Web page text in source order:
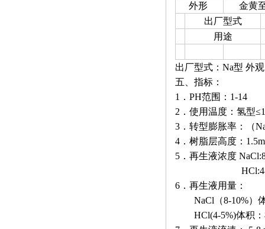
外形
金黄
出厂型式
用途
出厂型式：Na型 外
五、指标：
1．PH范围：1-14
2．使用温度：氢型
3．转型膨胀率：（
4．树脂层高度：
5．再生液浓度
HCl:4-
6．再生液用量：
NaCl（8-10%）体
HCl(4-5%)体积：